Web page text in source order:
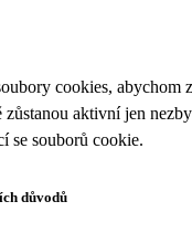
cookies,
aktivní jen
se souborů cookie.
důvodů